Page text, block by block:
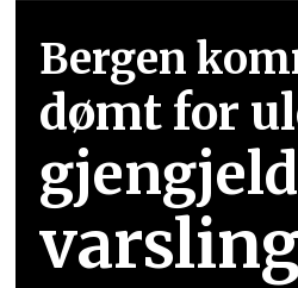
Bergen
dømt for